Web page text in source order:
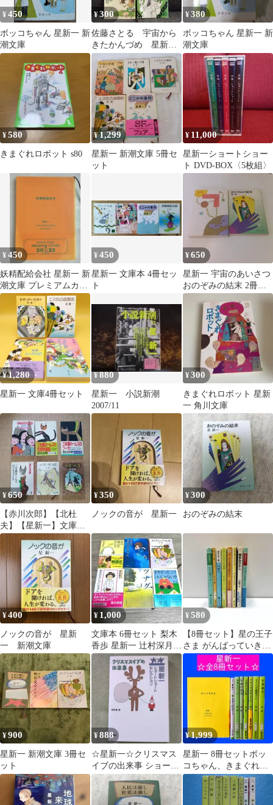
¥450
ボッコちゃん 星新一 新
潮文庫
¥300
佐藤さとる 宇宙から
きたかんづめ 星新
一 きまぐれロボッ
ト ブランコのむこう
で
¥380
ボッコちゃん 星新一 新
潮文庫
¥580
きまぐれロボット s80
¥1,299
星新一 新潮文庫 5冊セ
ット
¥ 11,000
星新一ショートショー
ト DVD-BOX〈5枚組〉
¥450
妖精配給会社 星新一 新
潮文庫 プレミアムカバ
ー 2022 日焼けあり
¥450
星新一 文庫本 4冊セッ
ト
¥650
星新一 宇宙のあいさつ
おのぞみの結末 2冊セ
ット ショートショート
¥1,280
星新一 文庫4冊セット
¥880
星新一 小説新潮
2007/11
¥300
きまぐれロボット 星新
一 角川文庫
¥650
【赤川次郎】【北杜
夫】【星新一】文庫 6
冊まとめ売り
¥350
ノックの音が 星新一
¥300
おのぞみの結末
¥400
ノックの音が 星新
一 新潮文庫
¥ 1,000
文庫本 6冊セット 梨木
香歩 星新一 辻村深月
黒柳徹子 森殻 梶尾
¥ 580
【8冊セット】星の王子
さま がんばっていきま
っしょい 赤川次郎 星新
一 バラ可
¥900
星新一 新潮文庫 3冊セ
ット
¥888
☆星新一☆クリスマス
イブの出来事 ショート
ショート 新品未使用
¥1,999
星新一 8冊セットボッ
コちゃん、きまぐれロ
ボット他ショートショ
ート＋長編(1冊)